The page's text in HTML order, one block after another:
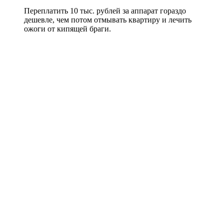
Переплатить 10 тыс. рублей за аппарат гораздо
дешевле, чем потом отмывать квартиру и лечить
ожоги от кипящей браги.